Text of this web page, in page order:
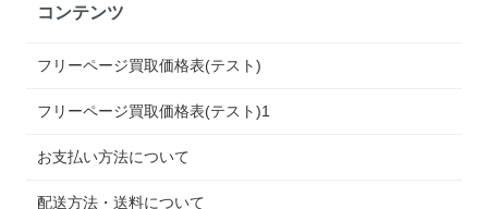
コンテンツ
フリーページ買取価格表(テスト)
フリーページ買取価格表(テスト)1
お支払い方法について
配送方法・送料について